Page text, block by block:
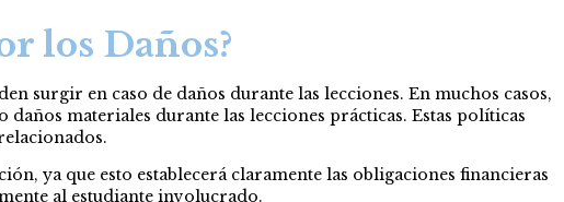
los Daños?
surgir en caso de daños durante las lecciones. En muchos casos,
materiales durante las lecciones prácticas. Estas políticas
ya que esto establecerá claramente las obligaciones financieras
al estudiante involucrado.